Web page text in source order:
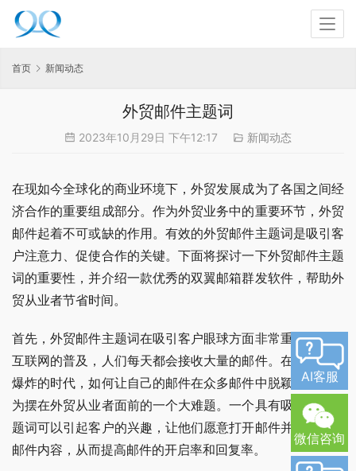
首页 新闻动态
外贸邮件主题词
2023年10月29日 下午12:17 新闻动态
在现如今全球化的商业环境下，外贸发展成为了各国之间经
济合作的重要组成部分。作为外贸业务中的重要环节，外贸
邮件起着不可或缺的作用。有效的外贸邮件主题词是吸引客
户注意力、促使合作的关键。下面将探讨一下外贸邮件主题
词的重要性，并介绍一款优秀的双翼邮箱群发软件，帮助外
贸从业者节省时间。
首先，外贸邮件主题词在吸引客户眼球方面非常重要。随着
互联网的普及，人们每天都会接收大量的邮件。在这个信息
爆炸的时代，如何让自己的邮件在众多邮件中脱颖而出，成
为摆在外贸从业者面前的一个大难题。一个具有吸引力的主
题词可以引起客户的兴趣，让他们愿意打开邮件并仔细阅读
邮件内容，从而提高邮件的开启率和回复率。
AI客服
微信咨询